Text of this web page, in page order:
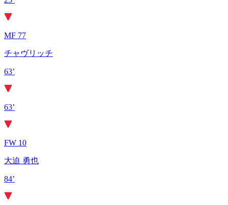
MF 77
チャヴリッチ
63’
63’
FW 10
大迫 勇也
84’